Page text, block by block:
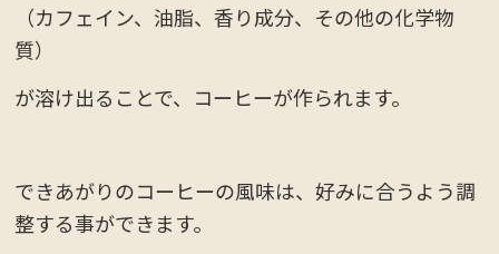
（カフェイン、油脂、香り成分、その他の化学物
質）
が溶け出ることで、コーヒーが作られます。
できあがりのコーヒーの風味は、好みに合うよう調
整する事ができます。